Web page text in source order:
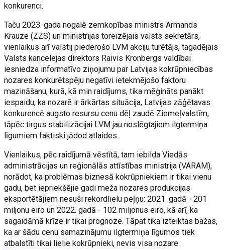
konkurenci.
Taču 2023. gada nogalē zemkopības ministrs Armands
Krauze (ZZS) un ministrijas toreizējais valsts sekretārs,
vienlaikus arī valstij piederošo LVM akciju turētājs, tagadējais
Valsts kancelejas direktors Raivis Kronbergs valdībai
iesniedza informatīvo ziņojumu par Latvijas kokrūpniecības
nozares konkurētspēju negatīvi ietekmējošo faktoru
mazināšanu, kurā, kā min raidījums, tika mēģināts panākt
iespaidu, ka nozarē ir ārkārtas situācija, Latvijas zāģētavas
konkurencē augsto resursu cenu dēļ zaudē Ziemeļvalstīm,
tāpēc tirgus stabilizācijai LVM jau noslēgtajiem ilgtermiņa
līgumiem faktiski jādod atlaides.
Vienlaikus, pēc raidījumā vēstītā, tam iebilda Viedās
administrācijas un reģionālās attīstības ministrija (VARAM),
norādot, ka problēmas biznesā kokrūpniekiem ir tikai vienu
gadu, bet iepriekšējie gadi meža nozares produkcijas
eksportētājiem nesuši rekordlielu peļņu: 2021. gadā - 201
miljonu eiro un 2022. gadā - 102 miljonus eiro, kā arī, ka
sagaidāmā krīze ir tikai prognoze. Tāpat tika izteiktas bažas,
ka ar šādu cenu samazinājumu ilgtermiņa līgumos tiek
atbalstīti tikai lielie kokrūpnieki, nevis visa nozare.